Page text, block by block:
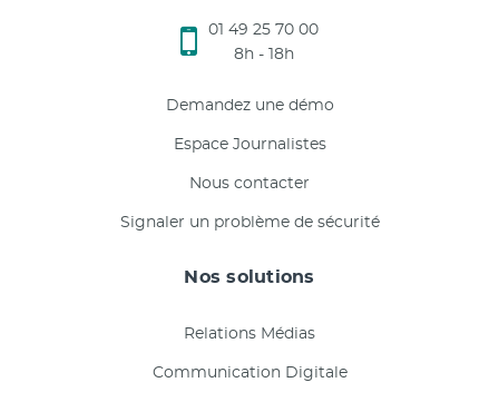
01 49 25 70 00
8h - 18h
Demandez une démo
Espace Journalistes
Nous contacter
Signaler un problème de sécurité
Nos solutions
Relations Médias
Communication Digitale